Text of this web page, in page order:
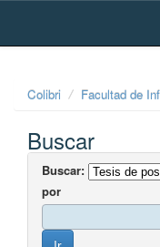
Skip
Colibri Facultad de
Buscar
Buscar:
por